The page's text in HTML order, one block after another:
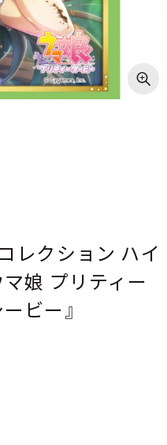
レクション ハイ
娘 プリティー
ビー』